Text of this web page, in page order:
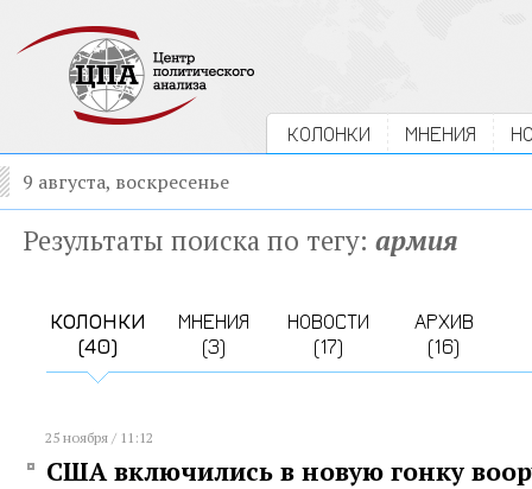
КОЛОНКИ МНЕНИЯ
9 августа, воскресенье
Результаты поиска по тегу: армия
КОЛОНКИ
(40)
МНЕНИЯ
(3)
НОВОСТИ
(17)
АРХИВ
(16)
25 ноября / 11:12
США включились в новую гонку